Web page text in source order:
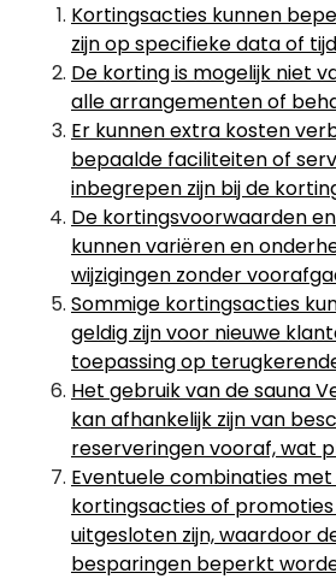
Kortingsacties kunnen
zijn op specifieke data of
De korting is mogelijk niet
alle arrangementen of
Er kunnen extra kosten
bepaalde faciliteiten of
inbegrepen zijn bij de
De kortingsvoorwaarden
kunnen variëren en
wijzigingen zonder
Sommige kortingsacties
geldig zijn voor nieuwe
toepassing op
Het gebruik van de sauna
kan afhankelijk zijn van
reserveringen vooraf, wat
Eventuele combinaties
kortingsacties of
uitgesloten zijn, waardoor
besparingen beperkt